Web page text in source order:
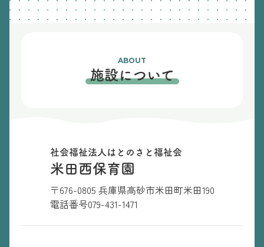
ABOUT
施設について
社会福祉法人はとのさと福祉会
米田西保育園
〒676-0805 兵庫県高砂市米田町米田190
電話番号079-431-1471